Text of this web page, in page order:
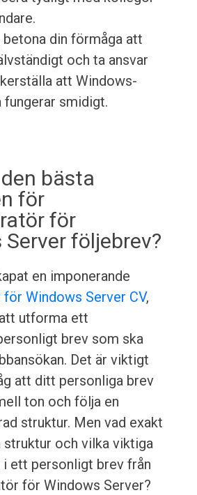
betona din förmåga att
och ta ansvar
att Windows-
fungerar smidigt.
bästa
för
för
följebrev?
en imponerande
Windows Server CV,
utforma ett
brev som ska
Det är viktigt
att ditt personliga brev
ton och följa en
struktur. Men vad exakt
struktur och vilka viktiga
i ett personligt brev från
för Windows Server?